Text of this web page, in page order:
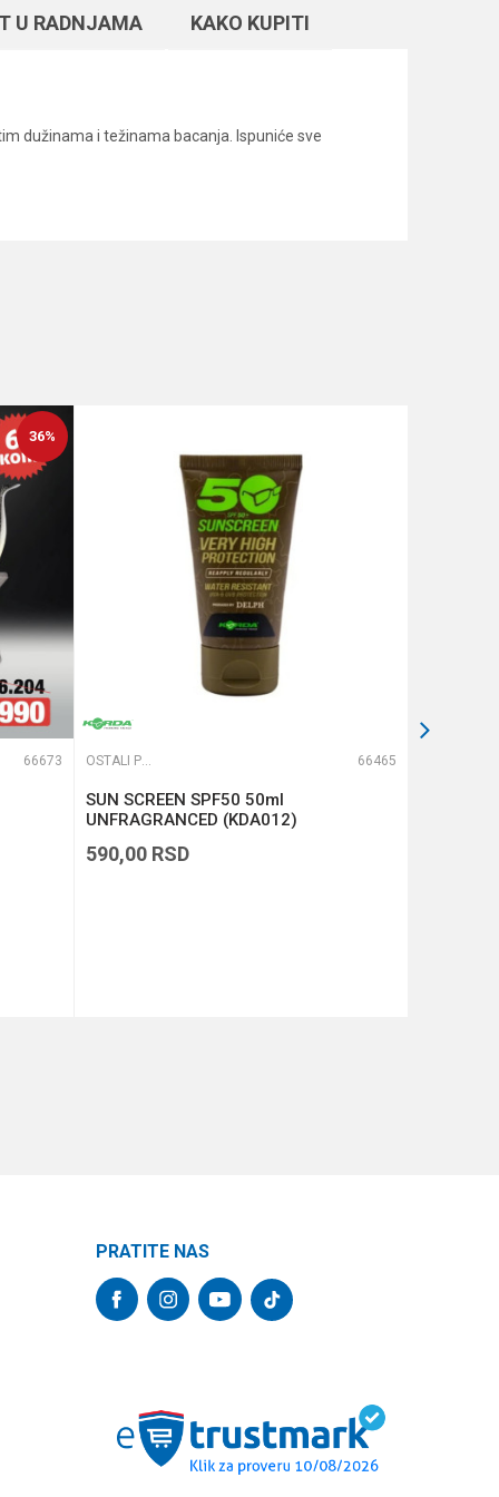
U RADNJAMA KAKO KUPITI
dužinama i težinama bacanja. Ispuniće sve
36%
66673 OSTALI PRIBOR 66465
SUN SCREEN SPF50 50ml
UNFRAGRANCED (KDA012)
590,00 RSD
PRATITE NAS